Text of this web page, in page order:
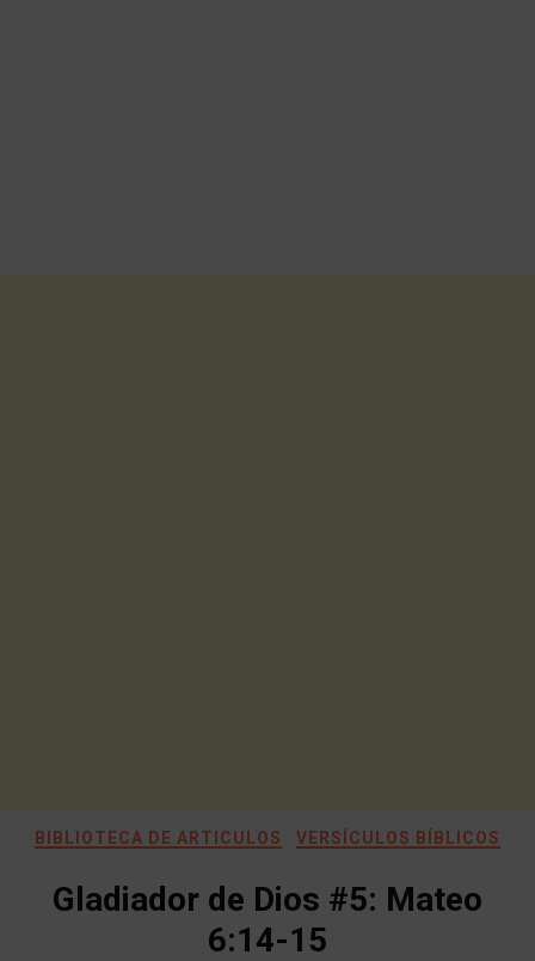
BIBLIOTECA DE ARTICULOS VERSÍCULOS BÍBLICOS
Gladiador de Dios #5: Mateo
6:14-15